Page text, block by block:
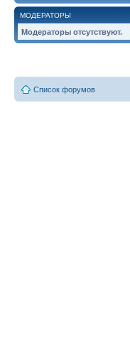
МОДЕРАТОРЫ
Модераторы отсутствуют.
Список форумов